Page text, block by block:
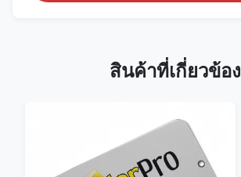
สินค้าที่เกี่ยวข้อง